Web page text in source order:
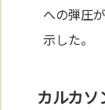
への弾圧
示した。
カルカ